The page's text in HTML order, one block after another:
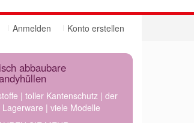
Anmelden Konto erstellen
abbaubare
| toller Kantenschutz | der
| viele Modelle